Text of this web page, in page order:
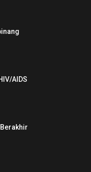
AIDS